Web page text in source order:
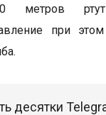
метров
при этом
десятки